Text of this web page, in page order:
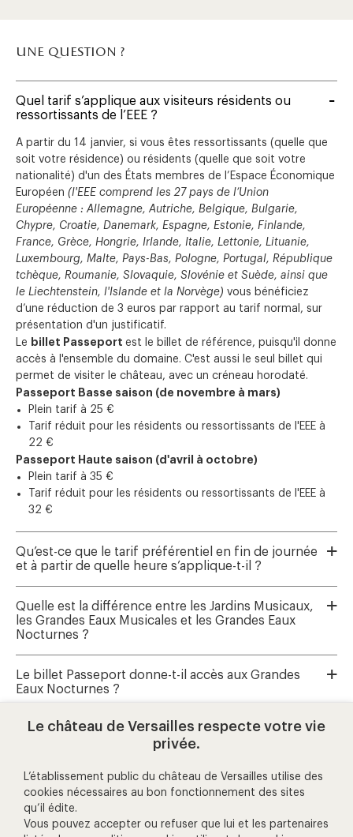
une question ?
Quel tarif s’applique aux visiteurs résidents ou
ressortissants de l’EEE ?
A partir du 14 janvier, si vous êtes ressortissants (quelle que
soit votre résidence) ou résidents (quelle que soit votre
nationalité) d'un des États membres de l’Espace Économique
Européen (l'EEE comprend les 27 pays de l’Union
Européenne : Allemagne, Autriche, Belgique, Bulgarie,
Chypre, Croatie, Danemark, Espagne, Estonie, Finlande,
France, Grèce, Hongrie, Irlande, Italie, Lettonie, Lituanie,
Luxembourg, Malte, Pays-Bas, Pologne, Portugal, République
tchèque, Roumanie, Slovaquie, Slovénie et Suède, ainsi que
le Liechtenstein, l'Islande et la Norvège) vous bénéficiez
d’une réduction de 3 euros par rapport au tarif normal, sur
présentation d'un justificatif.
Le billet Passeport est le billet de référence, puisqu'il donne
accès à l'ensemble du domaine. C'est aussi le seul billet qui
permet de visiter le château, avec un créneau horodaté.
Passeport Basse saison (de novembre à mars)
Plein tarif à 25 €
Tarif réduit pour les résidents ou ressortissants de l'EEE à
22 €
Passeport Haute saison (d'avril à octobre)
Plein tarif à 35 €
Tarif réduit pour les résidents ou ressortissants de l'EEE à
32 €
Qu’est-ce que le tarif préférentiel en fin de journée
et à partir de quelle heure s’applique-t-il ?
Quelle est la différence entre les Jardins Musicaux,
les Grandes Eaux Musicales et les Grandes Eaux
Nocturnes ?
Le billet Passeport donne-t-il accès aux Grandes
Eaux Nocturnes ?
Où réserver les Grandes Eaux Musicales et les
aide et contact
Le château de Versailles respecte votre vie
privée.
L’établissement public du château de Versailles utilise des
cookies nécessaires au bon fonctionnement des sites
qu’il édite.
Vous pouvez accepter ou refuser que lui et les partenaires